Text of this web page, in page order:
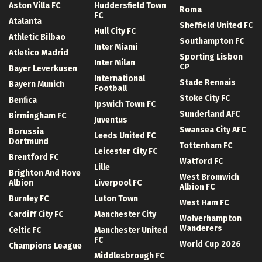
Aston Villa FC
Atalanta
Athletic Bilbao
Atletico Madrid
Bayer Leverkusen
Bayern Munich
Benfica
Birmingham FC
Borussia
Dortmund
Brentford FC
Brighton And Hove
Albion
Burnley FC
Cardiff City FC
Celtic FC
Champions League
Huddersfield Town
FC
Hull City FC
Inter Miami
Inter Milan
International
Football
Ipswich Town FC
Juventus
Leeds United FC
Leicester City FC
Lille
Liverpool FC
Luton Town
Manchester City
Manchester United
FC
Middlesbrough FC
Roma
Sheffield United FC
Southampton FC
Sporting Lisbon
CP
Stade Rennais
Stoke City FC
Sunderland AFC
Swansea City AFC
Tottenham FC
Watford FC
West Bromwich
Albion FC
West Ham FC
Wolverhampton
Wanderers
World Cup 2026